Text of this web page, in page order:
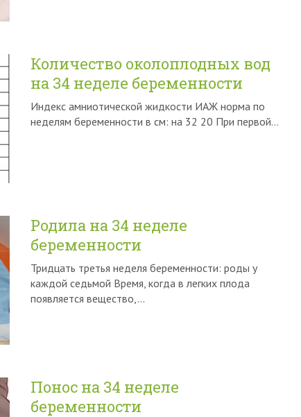
Количество околоплодных вод
на 34 неделе беременности
Индекс амниотической жидкости ИАЖ норма по
неделям беременности в см: на 32 20 При первой…
Родила на 34 неделе
беременности
Тридцать третья неделя беременности: роды у
каждой седьмой Время, когда в легких плода
появляется вещество,…
Понос на 34 неделе
беременности